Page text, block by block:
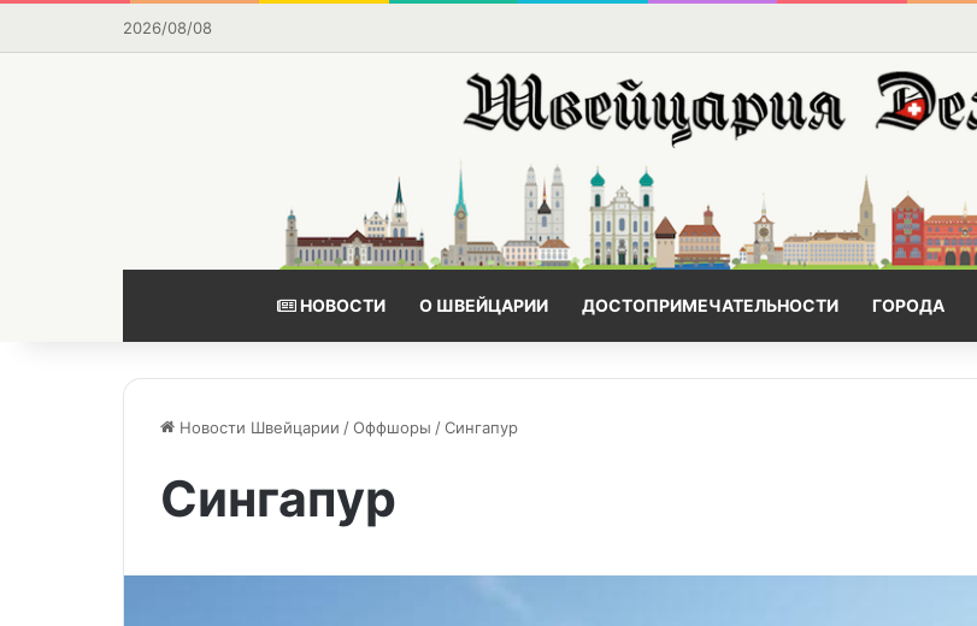
2026/08/08
НОВОСТИ О ШВЕЙЦАРИИ ДОСТОПРИМЕЧАТЕЛЬНОСТИ ГОРОДА
Новости Швейцарии /Оффшоры /Сингапур
Сингапур